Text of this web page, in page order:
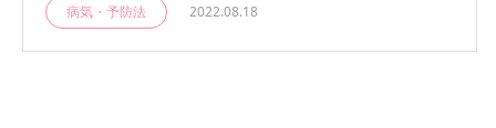
病気・予防法 2022.08.18